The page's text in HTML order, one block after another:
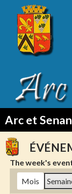
Arc et
TO
CONTENT
The week's
Mois